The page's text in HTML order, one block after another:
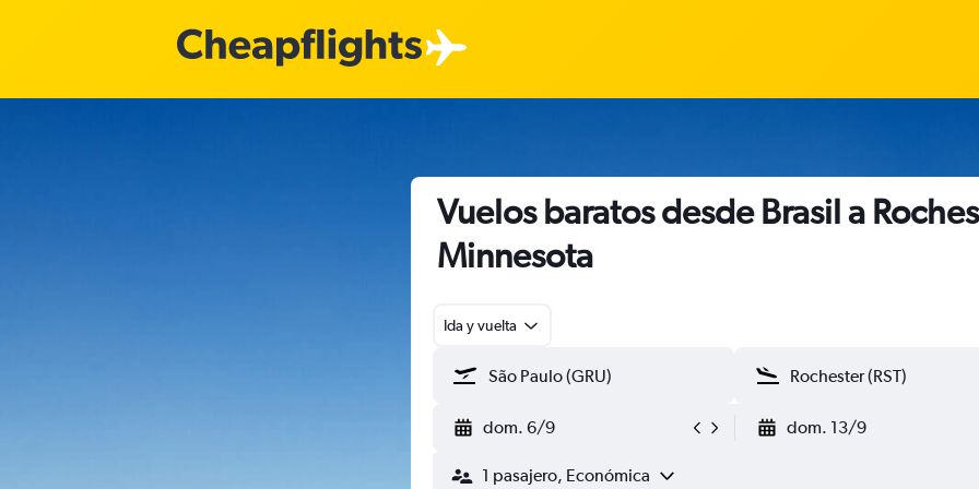
Vuelos baratos desde Brasil a
Minnesota
Ida y vuelta
dom. 6/9 dom. 13/9
1 pasajero, Económica